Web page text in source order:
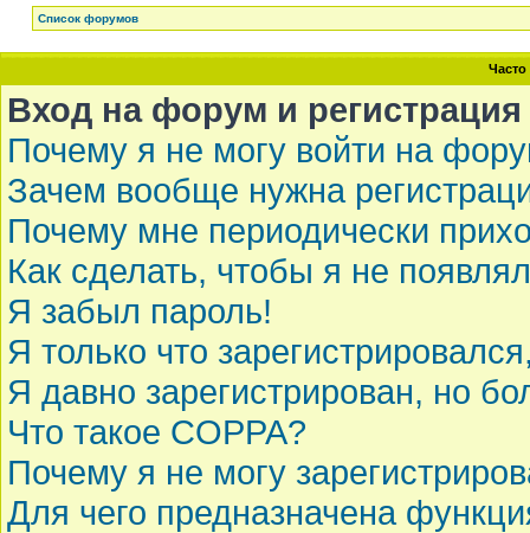
Список форумов
Вход на форум и регистрация
Почему я не могу войти на
Зачем вообще нужна
Почему мне периодически
Как сделать, чтобы я не
Я забыл пароль!
Я только что
Я давно зарегистрирован, но
Что такое COPPA?
Почему я не могу
Для чего предназначена